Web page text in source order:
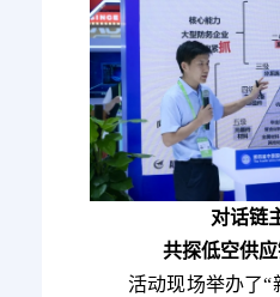
对话链
共探低空供
活动现场举办了“